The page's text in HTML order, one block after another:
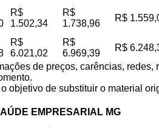
R$
1.502,34
R$
1.738,96
R$
R$
6.021,02
R$
6.969,39
R$
de preços, carências,
objetivo de substituir o material
EMPRESARIAL MG